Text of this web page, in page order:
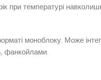
при температурі
моноблоку. Може
фанкойлами.